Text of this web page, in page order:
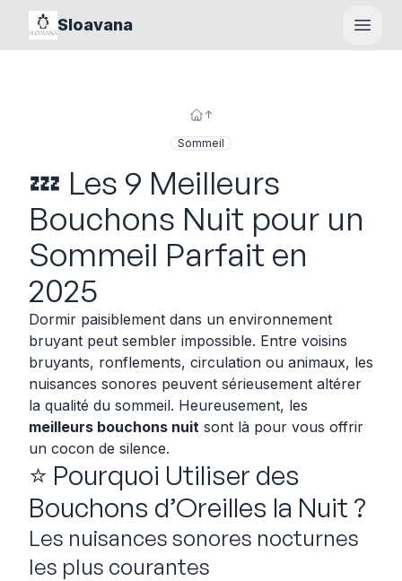
Sloavana
Open
↑
Sommeil
💤 Les 9 Meilleurs
Bouchons Nuit pour un
Sommeil Parfait en
2025
Dormir paisiblement dans un environnement
bruyant peut sembler impossible. Entre voisins
bruyants, ronflements, circulation ou animaux, les
nuisances sonores peuvent sérieusement altérer
la qualité du sommeil. Heureusement, les
meilleurs bouchons nuit sont là pour vous offrir
un cocon de silence.
⭐ Pourquoi Utiliser des
Bouchons d’Oreilles la Nuit ?
Les nuisances sonores nocturnes
les plus courantes